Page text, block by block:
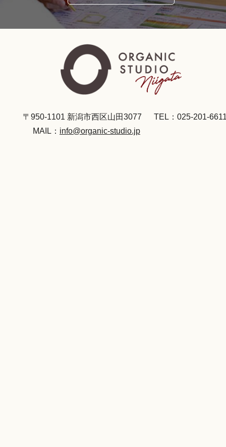
〒950-1101 新潟市西区山田3077
TEL：025-201-
MAIL： info@organic-studio.jp